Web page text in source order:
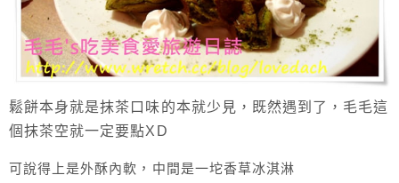
鬆餅本身就是抹茶口味的本就少見，既然遇到了，毛毛這
個抹茶空就一定要點XD
可說得上是外酥內軟，中間是一坨香草冰淇淋